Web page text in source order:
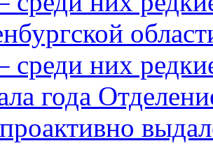
среди них
года